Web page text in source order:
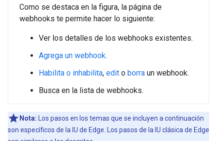
Como se destaca en la figura, la página de
webhooks te permite hacer lo siguiente:
Ver los detalles de los webhooks existentes.
Agrega un webhook.
Habilita o inhabilita, edit o borra un webhook.
Busca en la lista de webhooks.
Nota: Los pasos en los temas que se incluyen a continuación
son específicos de la IU de Edge. Los pasos de la IU clásica de Edge